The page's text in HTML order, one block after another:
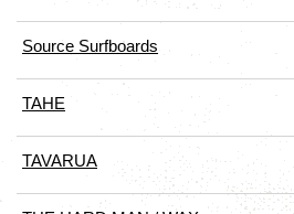
Source Surfboards
TAHE
TAVARUA